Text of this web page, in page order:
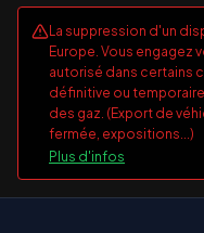
La suppression d'un
Europe. Vous engagez
autorisé dans certains
définitive ou
des gaz. (Export de
fermée, expositions...)
Plus d'infos